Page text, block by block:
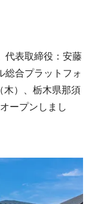
代表取締役：安藤
総合プラットフォ
）、栃木県那須
ープンしまし